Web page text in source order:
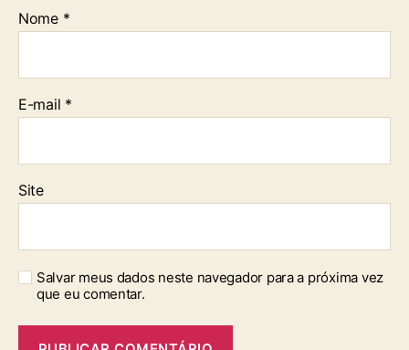
Nome *
E-mail *
Site
Salvar meus dados neste navegador para a próxima vez
que eu comentar.